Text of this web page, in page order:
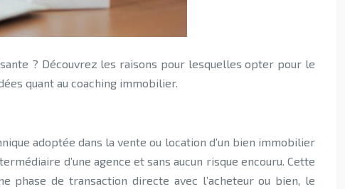
quant au coaching immobilier.
adoptée dans la vente ou location d’un bien immobilier
d’une agence et sans aucun risque encouru. Cette
phase de transaction directe avec l’acheteur ou bien, le